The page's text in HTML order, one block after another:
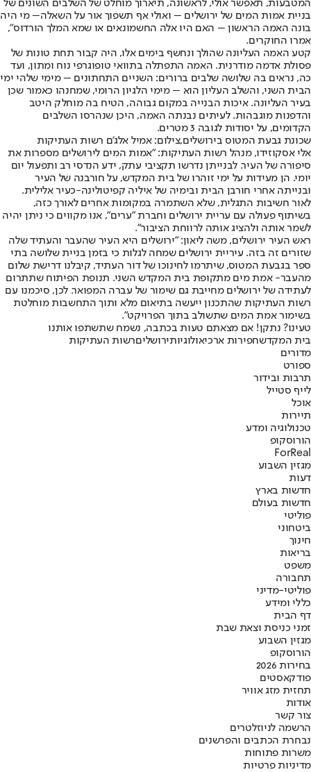
המטבעות, תאפשר אולי, לראשונה, תיארוך מוחלט של השלבים השונים של
בניית אמות המים של ירושלים – ואולי אף תשפוך אור על השאלה– מי היה
בונה האמה הראשון – האם היו אלה החשמונאים או שמא המלך הורדוס״,
אמרו החוקרים.
קטע האמה העליונה שהולך ונחשף בימים אלו, היה קבור תחת טונות של
פסולת אדמה מודרנית. האמה התפתלה בתוואי טופוגרפי נוח ומתון, ועד
כה, נראים בה שלושה שלבים ברורים: השניים התחתונים – מימי שלהי ימי
הבית השני, והשלב העליון הוא – מימי הלגיון הרומי, שמחנהו כאמור שכן
בעיר העליונה. איכות הבנייה במקום גבוהה, הטיח בה מוחלק היטב
והדפנות מוגבהות. לעיתים נבנתה האמה, היכן שנהרסו השלבים
הקדומים, על יסודות לגובה 3 מטרים.
שכונת גבעת המטוס בירושלים,צילום: אמיל אלג'ם רשות העתיקות
אלי אסקוזידו, מנהל רשות העתיקות: ״אמות המים לירושלים מספרות את
סיפורה של העיר. לבנייתן נדרשו תקציבי עתק, ידע הנדסי רב ותפעול יום
יומי. הן מעידות על ימי זוהרו של בית המקדש, על חורבנה של העיר
ובנייתה אחרי חורבן הבית ובימיה של איליה קפיטולינה-כעיר אלילית.
לאור חשיבות התגלית, שלא השתמרה במקומות אחרים לאורך כזה,
בשיתוף פעולה עם עריית ירושלים וחברת "ערים", אנו מקווים כי ניתן יהיה
לשמר אותה ולהציג אותה לרווחת הציבור״.
ראש העיר ירושלים, משה ליאון: ״ירושלים היא העיר שהעבר והעתיד שלה
שזורים זה בזה. עיריית ירושלים שמחה לגלות כי בזמן בניית שלושה בתי
ספר בגבעת המטוס, שיתרמו לחינוכו של דור העתיד, קיבלנו דרישת שלום
מהעבר- אמת מים מתקופת בית המקדש השני. תנופת הפיתוח שתתרום
לעתידה של ירושלים מחייבת גם שימור של עברה המפואר. לכן, סיכמנו עם
רשות העתיקות שהתכנון ייעשה בתיאום מלא ותוך התחשבות מוחלטת
בשימור אמת המים שתשולב בתוך הפרויקט״.
טעינו? נתקן! אם מצאתם טעות בכתבה, נשמח שתשתפו אותנו
בית המקדשחפירות ארכיאולוגיותירושליםרשות העתיקות
מדורים
ספורט
תרבות ובידור
לייף סטייל
אוכל
תיירות
טכנולוגיה ומדע
הורוסקופ
ForReal
מגזין השבוע
דעות
חדשות בארץ
חדשות בעולם
פוליטי
ביטחוני
חינוך
בריאות
משפט
תחבורה
פוליטי-מדיני
כללי ומידע
דף הבית
זמני כניסת וצאת שבת
מגזין השבוע
הורוסקופ
בחירות 2026
פודקאסטים
תחזית מזג אוויר
אודות
צור קשר
הרשמה לניוזלטרים
נבחרת הכתבים והפרשנים
משרות פתוחות
מדיניות פרטיות